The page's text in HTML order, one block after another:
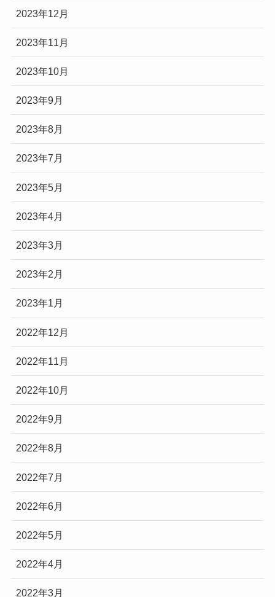
2023年12月
2023年11月
2023年10月
2023年9月
2023年8月
2023年7月
2023年5月
2023年4月
2023年3月
2023年2月
2023年1月
2022年12月
2022年11月
2022年10月
2022年9月
2022年8月
2022年7月
2022年6月
2022年5月
2022年4月
2022年3月